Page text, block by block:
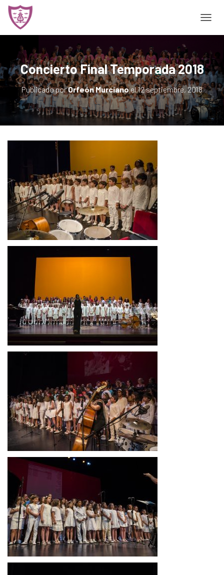
Concierto Final Temporada 2018
Publicado porOrfeón Murcianoel12 septiembre, 2018